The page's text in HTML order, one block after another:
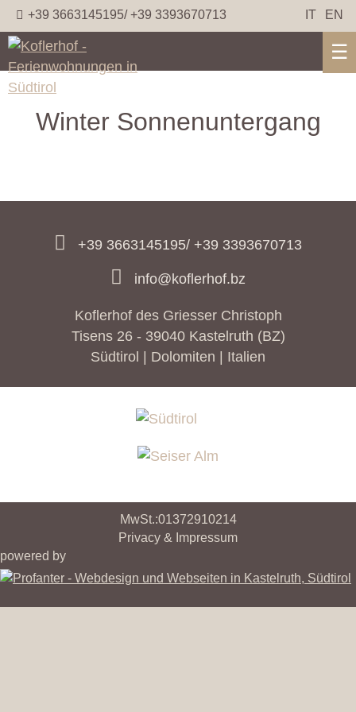
+39 3663145195/ +39 3393670713 IT EN
☰
Winter Sonnenuntergang
+39 3663145195/ +39 3393670713
info@koflerhof.bz
Koflerhof des Griesser Christoph
Tisens 26 - 39040 Kastelruth (BZ)
Südtirol | Dolomiten | Italien
MwSt.:01372910214
Privacy & Impressum
powered by